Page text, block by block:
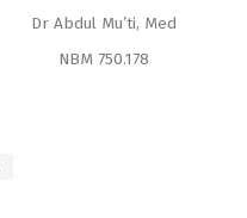
Dr Abdul Mu’ti, Med
NBM 750.178